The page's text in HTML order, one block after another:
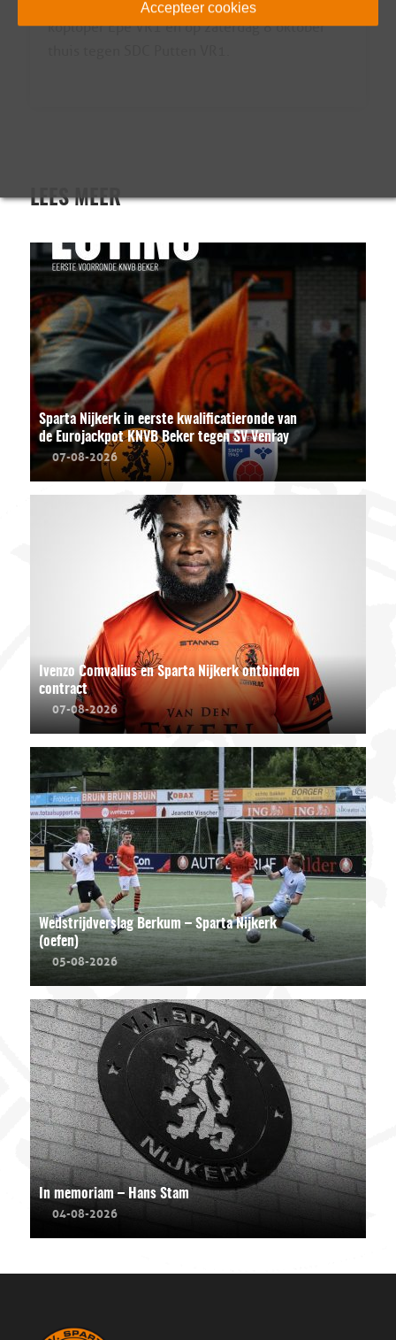
topwedstrijden; volgende week uit tegen
koploper Epe VR1 en op zaterdag 8 oktober
LEES MEER
Sparta Nijkerk in eerste kwalificatieronde van
de Eurojackpot KNVB Beker tegen SV Venray
07-08-2026
Ivenzo Comvalius en Sparta Nijkerk ontbinden
contract
07-08-2026
Wedstrijdverslag Berkum – Sparta Nijkerk
(oefen)
05-08-2026
In memoriam – Hans Stam
04-08-2026
Accepteer cookies